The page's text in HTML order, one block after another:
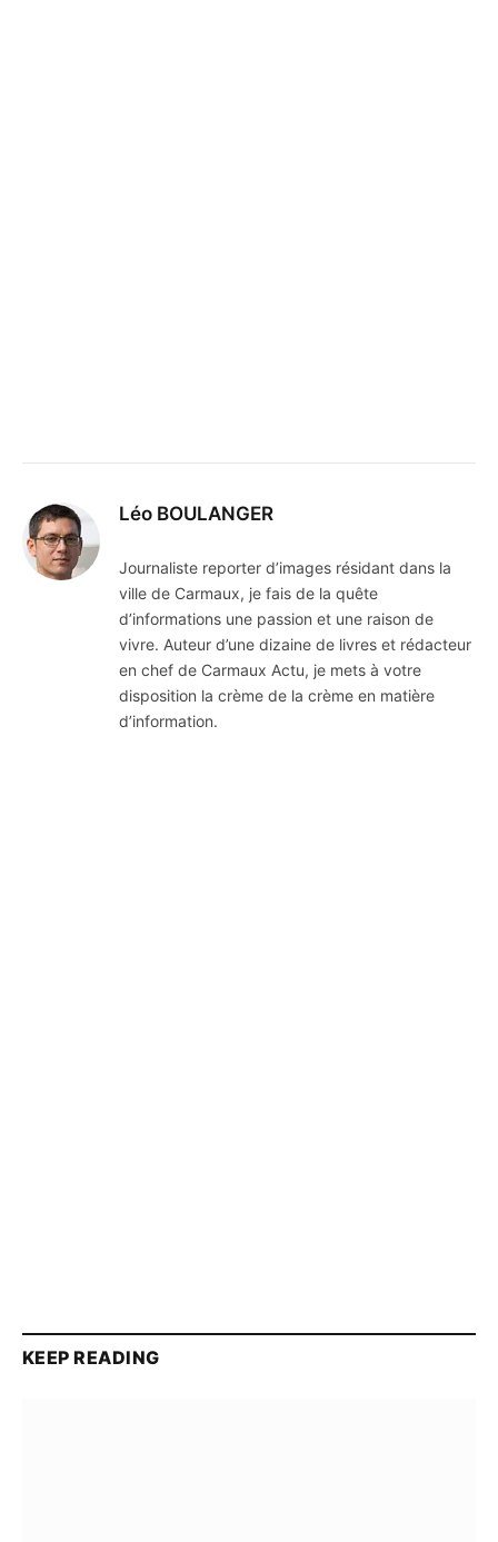
Léo BOULANGER
Journaliste reporter d’images résidant dans la
ville de Carmaux, je fais de la quête
d’informations une passion et une raison de
vivre. Auteur d’une dizaine de livres et rédacteur
en chef de Carmaux Actu, je mets à votre
disposition la crème de la crème en matière
d’information.
KEEP READING